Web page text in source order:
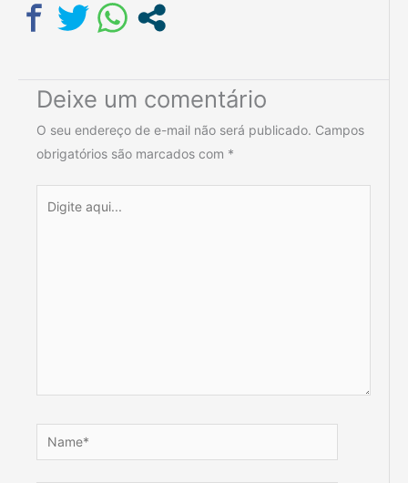
Deixe um comentário
O seu endereço de e-mail não será publicado. Campos
obrigatórios são marcados com *
aqui...
Name*